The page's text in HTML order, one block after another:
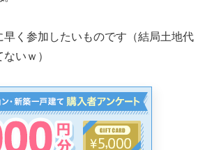
早く参加したいものです（結局土地代
いｗ）